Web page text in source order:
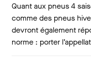
Quant aux pneus 4
comme des pneus
devront également
norme : porter